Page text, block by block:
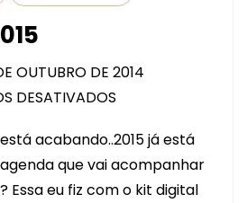
OUTUBRO DE 2014
DESATIVADOS
2015
acabando..2015 já está
que vai acompanhar
Essa eu fiz com o kit digital